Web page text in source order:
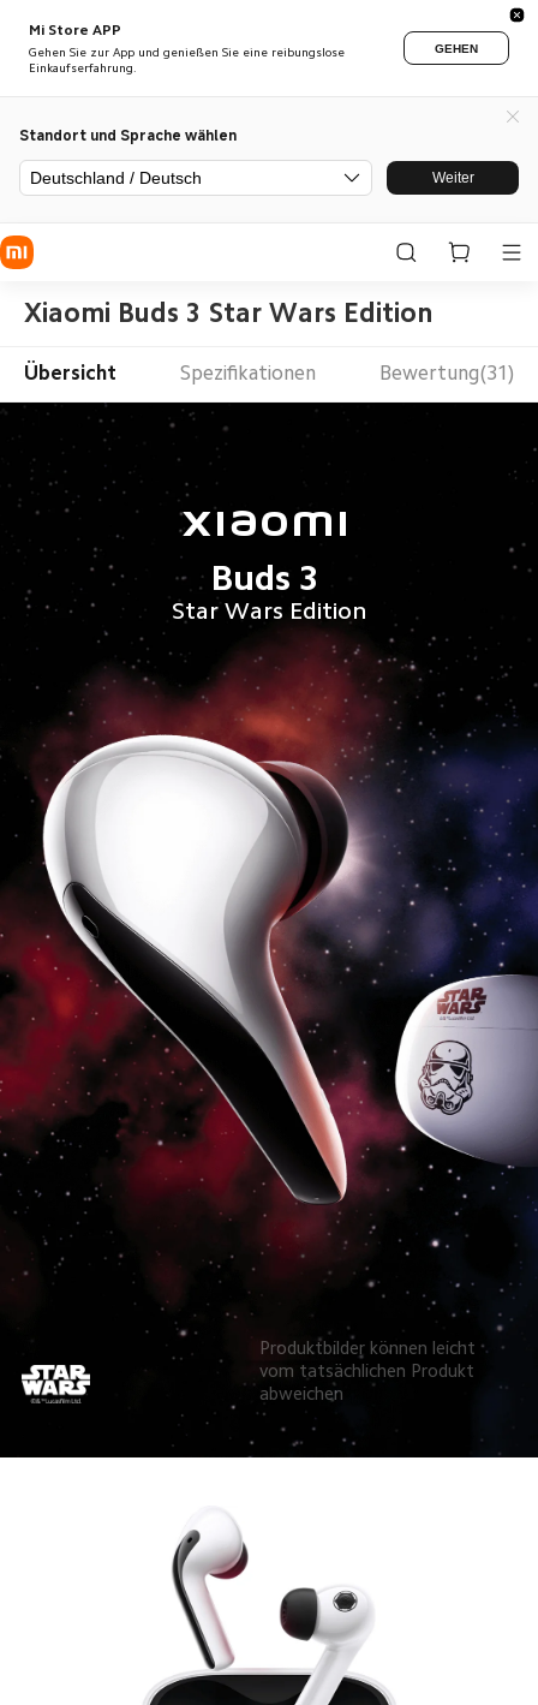
Mi Store APP
Gehen Sie zur App und genießen Sie eine reibungslose
Einkaufserfahrung.
GEHEN
Standort und Sprache wählen
Deutschland / Deutsch Weiter
Xiaomi Buds 3 Star Wars Edition
Übersicht Spezifikationen Bewertung(31)
Xiaomi
Buds 3
Star Wars Edition
Produktbilder können leicht
vom tatsächlichen Produkt
abweichen